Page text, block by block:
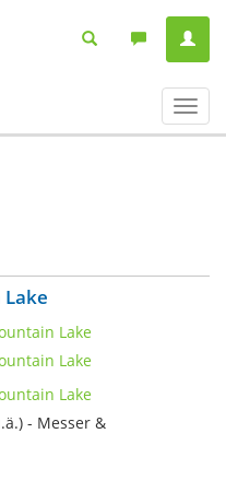
ein-/
- Messer &